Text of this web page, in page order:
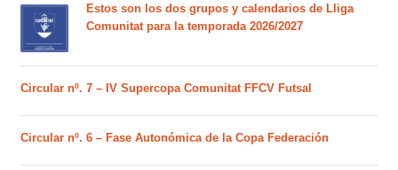
Estos son los dos grupos y calendarios de Lliga
Comunitat para la temporada 2026/2027
Circular nº. 7 – IV Supercopa Comunitat FFCV Futsal
Circular nº. 6 – Fase Autonómica de la Copa Federación